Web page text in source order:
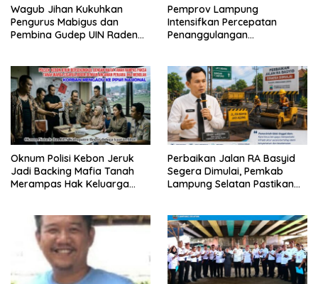
Wagub Jihan Kukuhkan
Pengurus Mabigus dan
Pembina Gudep UIN Raden
Muda
Pemprov Lampung
Intensifkan Percepatan
Penanggulangan
Oknum Polisi Kebon Jeruk
Jadi Backing Mafia Tanah
Merampas Hak Keluarga
Perbaikan Jalan RA Basyid
Segera Dimulai, Pemkab
Lampung Selatan Pastikan